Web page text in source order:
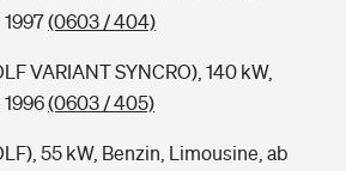
(0603 / 404)
VARIANT SYNCRO), 140 kW,
(0603 / 405)
55 kW, Benzin, Limousine, ab